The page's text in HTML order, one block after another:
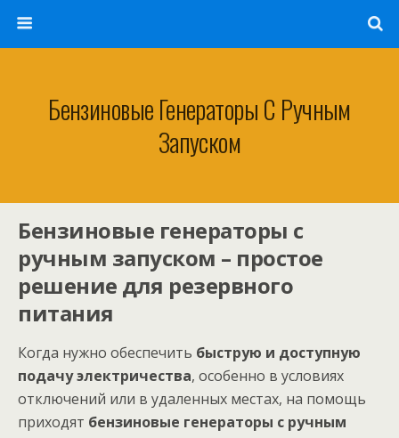
Бензиновые Генераторы С Ручным
Запуском
Бензиновые генераторы с
ручным запуском – простое
решение для резервного
питания
Когда нужно обеспечить быструю и доступную
подачу электричества, особенно в условиях
отключений или в удаленных местах, на помощь
приходят бензиновые генераторы с ручным